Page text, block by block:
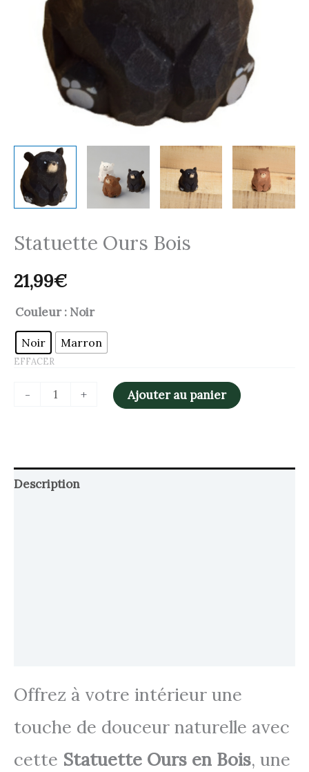
Statuette Ours Bois
21,99€
Couleur : Noir
Noir Marron
EFFACER
- + Ajouter au panier
Description
Offrez à votre intérieur une
touche de douceur naturelle avec
cette Statuette Ours en Bois, une